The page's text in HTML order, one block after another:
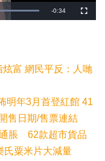
剩
間
-0:34
全
螢
富 網民平反：人哋
明年3月首登紅館 41
售日期/售票連結
脹 62款超市貨品
氏粟米片大減量